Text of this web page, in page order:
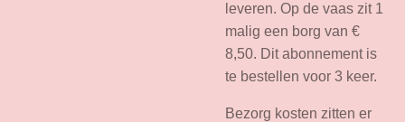
leveren. Op de vaas zit 1
malig een borg van €
8,50. Dit abonnement is
te bestellen voor 3 keer.
Bezorg kosten zitten er